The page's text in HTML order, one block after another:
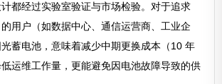
都经过实验室验证与市场检验。对于追求
的用户（如数据中心、通信运营商、工业企
蓄电池，意味着减少中期更换成本（10 年
运维工作量，更能避免因电池故障导致的供